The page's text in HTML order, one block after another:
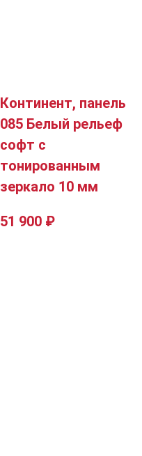
Континент, панель
085 Белый рельеф
софт с
тонированным
зеркало 10 мм
51 900 ₽